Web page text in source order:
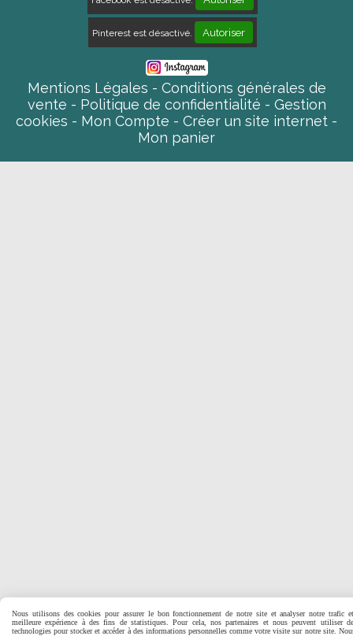
Pinterest est désactivé. Autoriser
Mentions Légales
Conditions générales de
vente
Politique de confidentialité
Gestion
cookies
Mon Compte
Créer un site internet
Mon panier
Nous utilisons des cookies pour assurer le bon fonctionnement de notre site et analyser notre trafic
meilleure expérience à des fins de statistiques. Pour cela, nos partenaires et nous peuvent utiliser
technologies pour stocker et accéder à des informations personnelles comme votre visite sur notre site.